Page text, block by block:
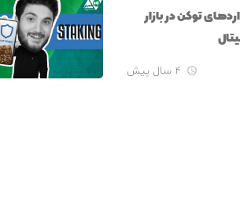
توکن در بازار
۴ سال پیش 